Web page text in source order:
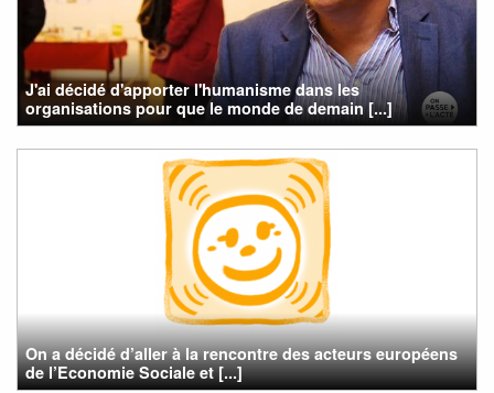
J'ai décidé d'apporter l'humanisme dans les
organisations pour que le monde de demain [...]
On a décidé d’aller à la rencontre des acteurs européens
de l’Economie Sociale et [...]